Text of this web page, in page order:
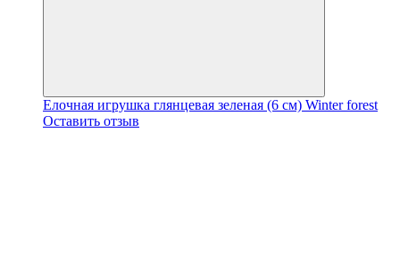
Елочная игрушка глянцевая зеленая (6 см) Winter forest
Оставить отзыв